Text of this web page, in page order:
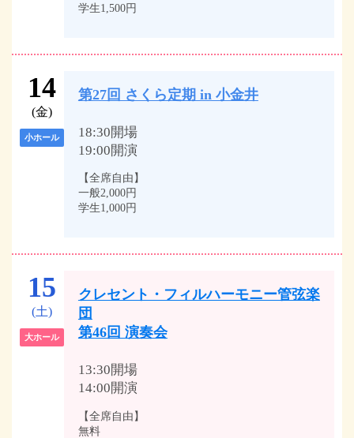
学生1,500円
14
(金)
小ホール
第27回 さくら定期 in 小金井
18:30開場
19:00開演
【全席自由】
一般2,000円
学生1,000円
15
(土)
大ホール
クレセント・フィルハーモニー管弦楽
団
第46回 演奏会
13:30開場
14:00開演
【全席自由】
無料